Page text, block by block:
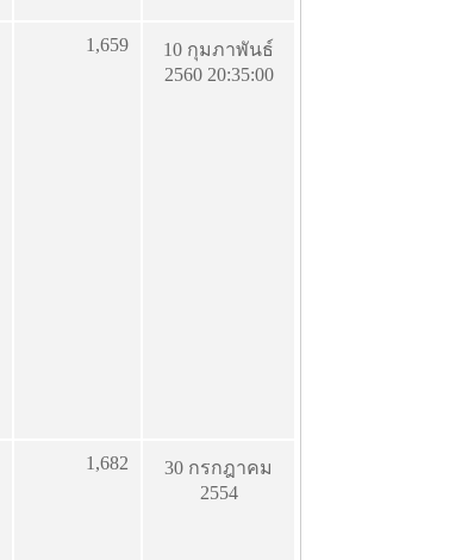
1,659
10 กุมภาพันธ์
2560 20:35:00
1,682
30 กรกฎาคม
2554